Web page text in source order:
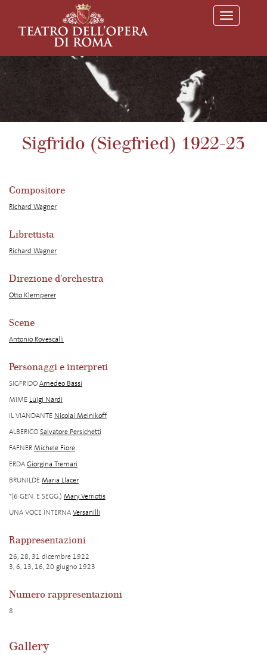
T
o
l
v
t
i
Sigfrido (Siegfried) 1922-23
Compositore
Richard Wagner
Librettista
Richard Wagner
Direzione d'orchestra
Otto Klemperer
Scene
Antonio Rovescalli
Personaggi e interpreti
SIGFRIDOAmedeo Bassi
MIME Luigi Nardi
IL VIANDANTE Nicolai Melnikoff
ALBERICOSalvatore Persichetti
FAFNERMichele Fiore
ERDAGiorgina Tremari
BRUNILDEMaria Llacer
*(6 GEN. E SEGG.) Mary Verriotis
UNA VOCE INTERNAVersanilli
Rappresentazioni
26, 28, 31 dicembre 1922
3, 6, 13, 16, 20 giugno 1923
Numero rappresentazioni
8
Gallery